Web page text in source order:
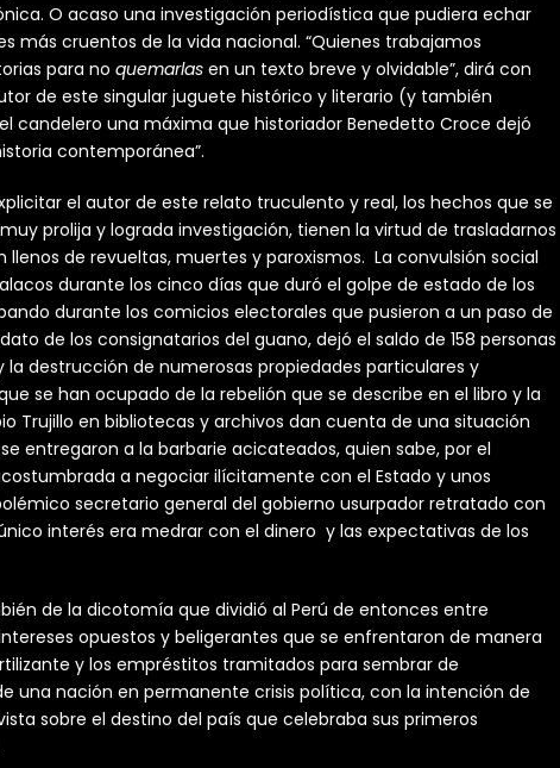
O acaso una investigación periodística que pudiera echar
más cruentos de la vida nacional. “Quienes trabajamos
para no quemarlas en un texto breve y olvidable”, dirá con
de este singular juguete histórico y literario (y también
candelero una máxima que historiador Benedetto Croce dejó
contemporánea”.
el autor de este relato truculento y real, los hechos que se
prolija y lograda investigación, tienen la virtud de trasladarnos
de revueltas, muertes y paroxismos. La convulsión social
durante los cinco días que duró el golpe de estado de los
durante los comicios electorales que pusieron a un paso de
de los consignatarios del guano, dejó el saldo de 158 personas
la destrucción de numerosas propiedades particulares y
se han ocupado de la rebelión que se describe en el libro y la
Trujillo en bibliotecas y archivos dan cuenta de una situación
entregaron a la barbarie acicateados, quien sabe, por el
a negociar ilícitamente con el Estado y unos
secretario general del gobierno usurpador retratado con
interés era medrar con el dinero y las expectativas de los
de la dicotomía que dividió al Perú de entonces entre
opuestos y beligerantes que se enfrentaron de manera
y los empréstitos tramitados para sembrar de
una nación en permanente crisis política, con la intención de
sobre el destino del país que celebraba sus primeros